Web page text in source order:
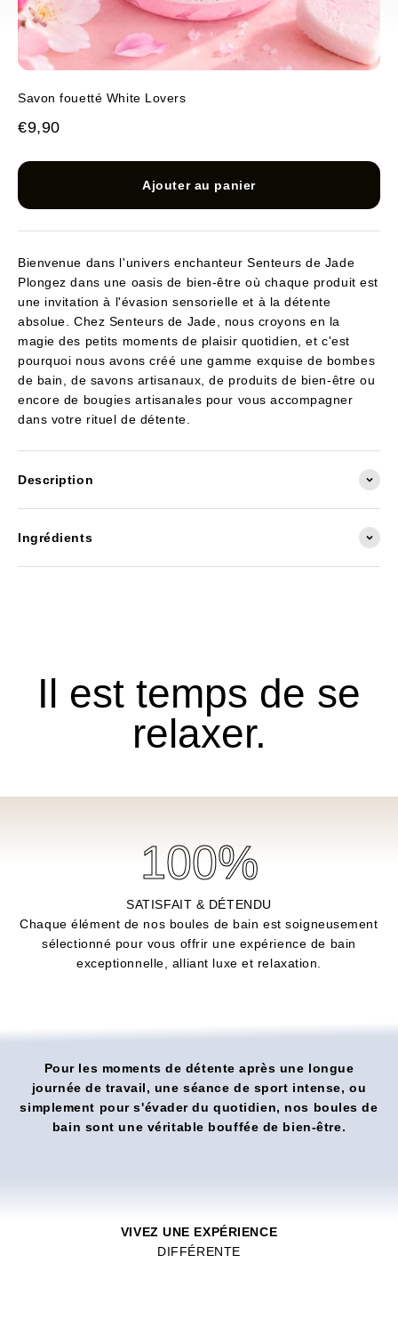
Savon fouetté White Lovers
Prix de vente
€9,90
Ajouter au panier
Bienvenue dans l'univers enchanteur Senteurs de Jade
Plongez dans une oasis de bien-être où chaque produit est
une invitation à l'évasion sensorielle et à la détente
absolue. Chez Senteurs de Jade, nous croyons en la
magie des petits moments de plaisir quotidien, et c'est
pourquoi nous avons créé une gamme exquise de bombes
de bain, de savons artisanaux, de produits de bien-être ou
encore de bougies artisanales pour vous accompagner
dans votre rituel de détente.
Description
Ingrédients
Il est temps de se
relaxer.
100%
SATISFAIT & DÉTENDU
Chaque élément de nos boules de bain est soigneusement
sélectionné pour vous offrir une expérience de bain
exceptionnelle, alliant luxe et relaxation.
Pour les moments de détente après une longue
journée de travail, une séance de sport intense, ou
simplement pour s'évader du quotidien, nos boules de
bain sont une véritable bouffée de bien-être.
VIVEZ UNE EXPÉRIENCE
DIFFÉRENTE